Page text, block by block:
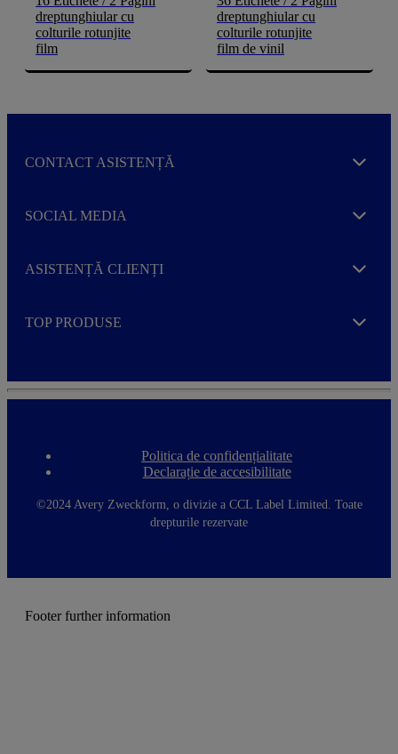
dreptunghiular cu
colturile rotunjite
film
dreptunghiular cu
colturile rotunjite
film de vinil
CONTACT ASISTENȚĂ Expand
SOCIAL MEDIA Expand
ASISTENȚĂ CLIENȚI Expand
TOP PRODUSE Expand
F
o
t
e
Politica de confidențialitate
Declarație de accesibilitate
©2024 Avery Zweckform, o divizie a CCL Label Limited. Toate
drepturile rezervate
Footer further information